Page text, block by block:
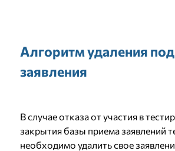
Алгоритм удаления
заявления
В случае отказа от участия в
закрытия базы приема заявлений
необходимо удалить свое